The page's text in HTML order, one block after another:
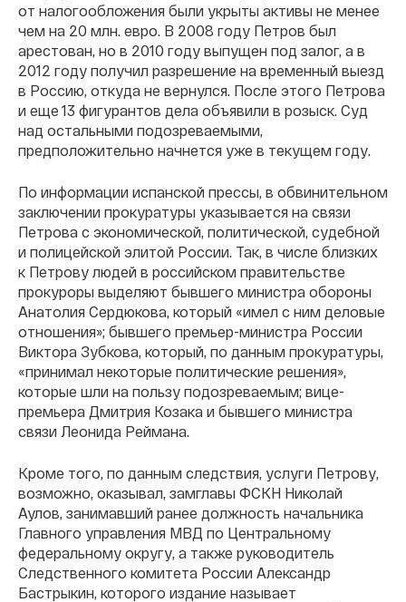
от налогообложения были укрыты активы не менее
чем на 20 млн. евро. В 2008 году Петров был
арестован, но в 2010 году выпущен под залог, а в
2012 году получил разрешение на временный выезд
в Россию, откуда не вернулся. После этого Петрова
и еще 13 фигурантов дела объявили в розыск. Суд
над остальными подозреваемыми,
предположительно начнется уже в текущем году.
По информации испанской прессы, в обвинительном
заключении прокуратуры указывается на связи
Петрова с экономической, политической, судебной
и полицейской элитой России. Так, в числе близких
к Петрову людей в российском правительстве
прокуроры выделяют бывшего министра обороны
Анатолия Сердюкова, который «имел с ним деловые
отношения»; бывшего премьер-министра России
Виктора Зубкова, который, по данным прокуратуры,
«принимал некоторые политические решения»,
которые шли на пользу подозреваемым; вице-
премьера Дмитрия Козака и бывшего министра
связи Леонида Реймана.
Кроме того, по данным следствия, услуги Петрову,
возможно, оказывал, замглавы ФСКН Николай
Аулов, занимавший ранее должность начальника
Главного управления МВД по Центральному
федеральному округу, а также руководитель
Следственного комитета России Александр
Бастрыкин, которого издание называет